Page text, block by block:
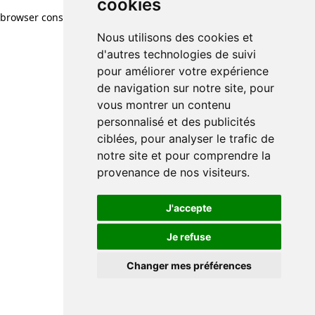
cookies
Nous utilisons des cookies et
d'autres technologies de suivi
pour améliorer votre expérience
de navigation sur notre site, pour
vous montrer un contenu
personnalisé et des publicités
ciblées, pour analyser le trafic de
notre site et pour comprendre la
provenance de nos visiteurs.
J'accepte
Je refuse
Changer mes préférences
browser console for more information)